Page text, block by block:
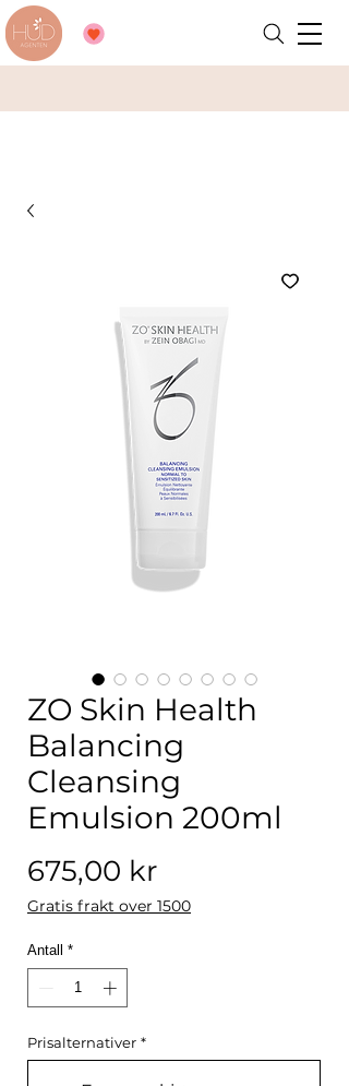
ZO Skin Health
Balancing
Cleansing
Emulsion 200ml
675,00 krPris
Gratis frakt over 1500
Antall *
Prisalternativer *